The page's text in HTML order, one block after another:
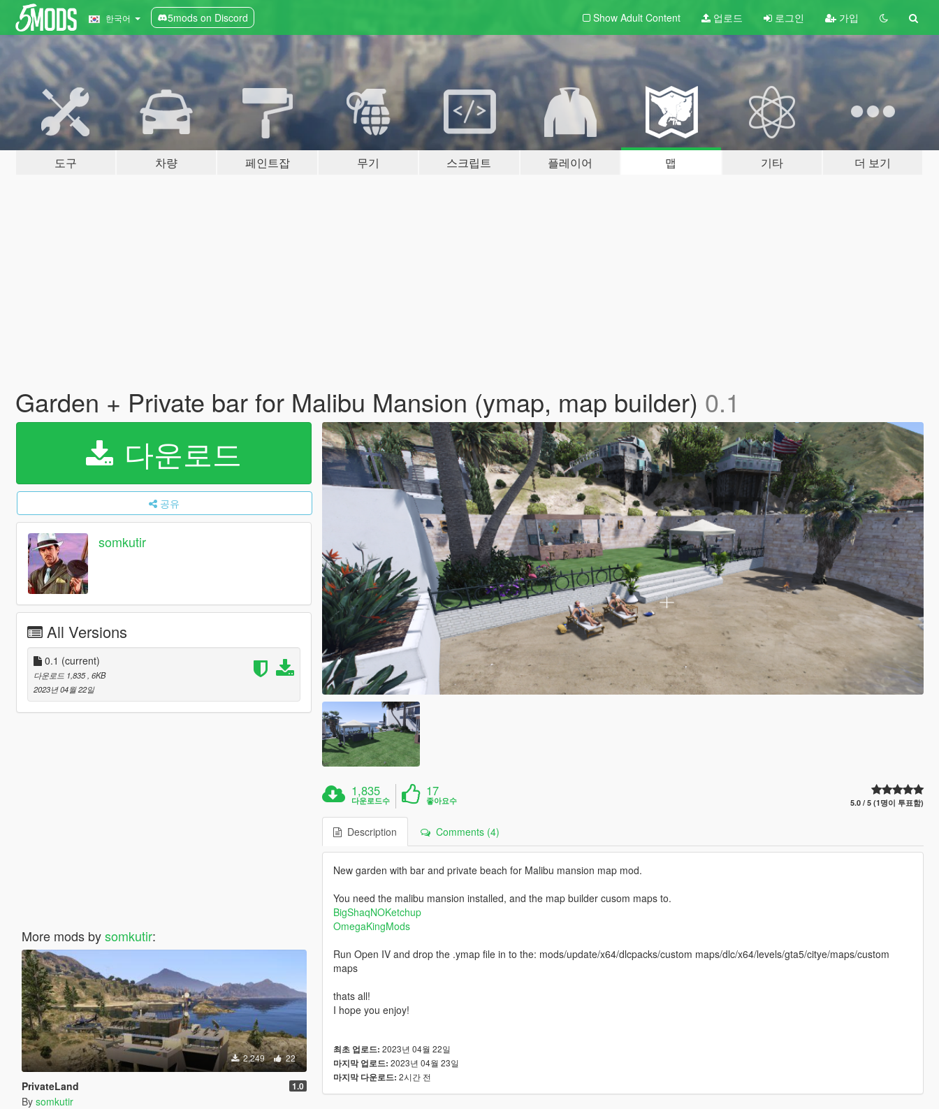
한국어 5mods on Discord Show Adult Content 업로드 로그인 가입
도구 차량 페인트잡 무기 스크립트 플레이어 맵 기타 더 보기
Garden + Private bar for Malibu Mansion (ymap, map builder) 0.1
다운로드
공유
somkutir
All Versions
0.1 (current)
다운로드 1,835 , 6KB
2023년 04월 22일
More mods bysomkutir:
2,249 22
PrivateLand 1.0
By somkutir
1,835
다운로드수
17
좋아요수 5.0 / 5 (1명이 투표함)
Description Comments (4)
New garden with bar and private beach for Malibu mansion map mod.
You need the malibu mansion installed, and the map builder cusom maps to.
BigShaqNOKetchup
OmegaKingMods
Run Open IV and drop the .ymap file in to the: mods/update/x64/dlcpacks/custom maps/dlc/x64/levels/gta5/citye/maps/custom
maps
thats all!
I hope you enjoy!
최초 업로드: 2023년 04월 22일
마지막 업로드: 2023년 04월 23일
마지막 다운로드: 2시간 전